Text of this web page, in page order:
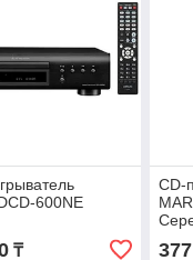
600NE
₸
CD-